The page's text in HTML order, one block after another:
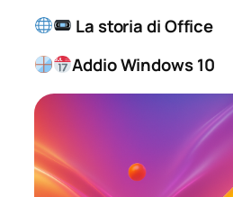
La storia di Office
Addio Windows 10